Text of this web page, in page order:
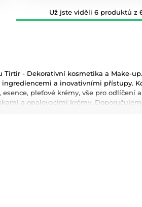
Už jste viděli 6 produktů z
- Dekorativní kosmetika a Make-
a inovativními přístupy.
esence, pleťové krémy, vše pro
a opalovacími krémy.
šnečí extrakt, zelený čaj, aloe vera a